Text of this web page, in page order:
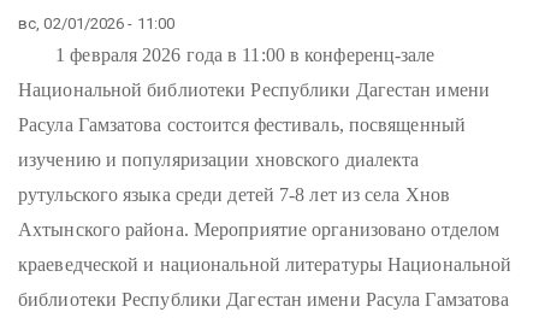
вс, 02/01/2026 - 11:00
1 февраля 2026 года в 11:00 в конференц-зале
Национальной библиотеки Республики Дагестан имени
Расула Гамзатова состоится фестиваль, посвященный
изучению и популяризации хновского диалекта
рутульского языка среди детей 7-8 лет из села Хнов
Ахтынского района. Мероприятие организовано отделом
краеведческой и национальной литературы Национальной
библиотеки Республики Дагестан имени Расула Гамзатова